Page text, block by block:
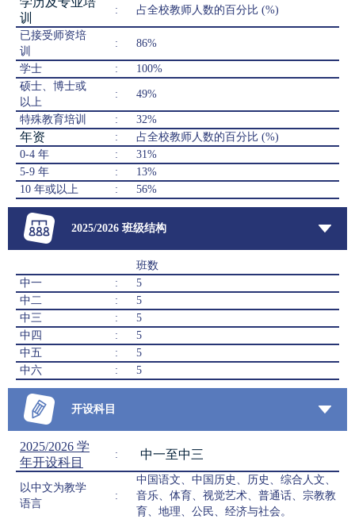
训
: 占全校教师人数的百分比 (%)
已接受师资培
训
: 86%
学士 :
100%
硕士、博士或
以上
: 49%
特殊教育培训 : 32%
年资 :
占全校教师人数的百分比 (%)
0-4 年
:
31%
5-9 年
:
13%
10 年或以上
: 56%
2025/2026 班级结构
班数
中一
:
5
中二
:
5
中三
:
5
中四
:
5
中五
:
5
中六
: 5
开设科目
2025/2026 学
年开设科目
: 中一至中三
以中文为教学
语言
:
中国语文、中国历史、历史、综合人文、
音乐、体育、视觉艺术、普通话、宗教教
育、地理、公民、经济与社会。